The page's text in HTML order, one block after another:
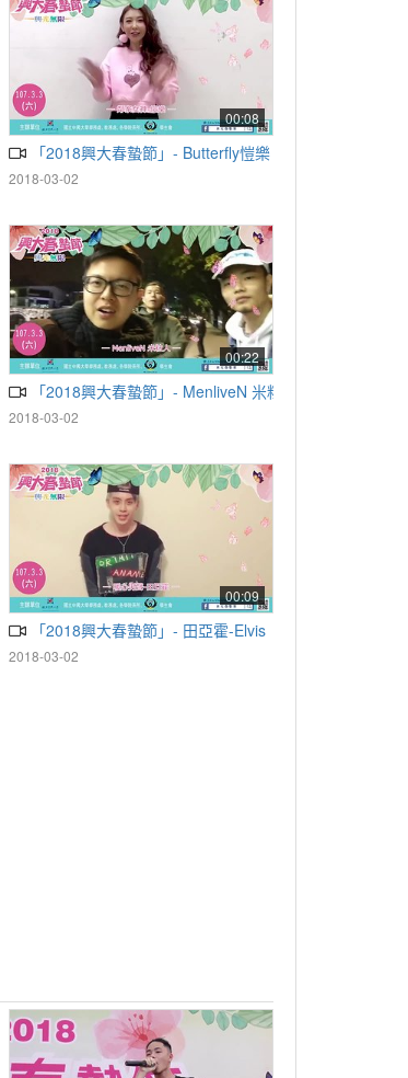
00:08
「2018興大春蟄節」- Butterfly愷樂
2018-03-02
00:22
「2018興大春蟄節」- MenliveN 米粒人
2018-03-02
RACE
00:09
「2018興大春蟄節」- 田亞霍-Elvis
2018-03-02